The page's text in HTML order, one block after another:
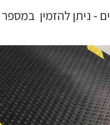
- ניתן להזמין